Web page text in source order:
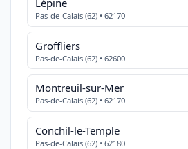
Lépine
Pas-de-Calais (62) • 62170
Groffliers
Pas-de-Calais (62) • 62600
Montreuil-sur-Mer
Pas-de-Calais (62) • 62170
Conchil-le-Temple
Pas-de-Calais (62) • 62180